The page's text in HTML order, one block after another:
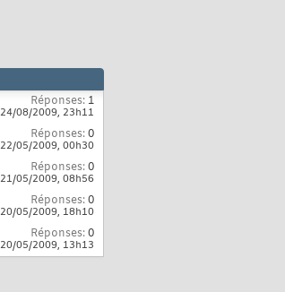
Réponses: 1
24/08/2009, 23h11
Réponses:0
22/05/2009, 00h30
Réponses:0
21/05/2009, 08h56
Réponses:0
20/05/2009, 18h10
Réponses:0
20/05/2009, 13h13